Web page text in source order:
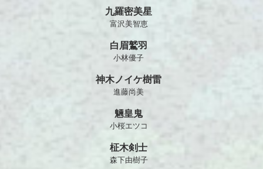
九羅密美星
富沢美智恵
白眉鷲羽
小林優子
神木ノイケ樹雷
進藤尚美
魎皇鬼
小桜エツコ
柾木剣士
森下由樹子